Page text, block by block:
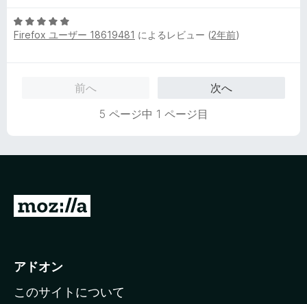
評
価
5
段
Firefox ユーザー 18619481 によるレビュー (2年前)
前へ
次へ
5 ページ中 1 ページ目
M
i
l
アドオン
このサイトについて